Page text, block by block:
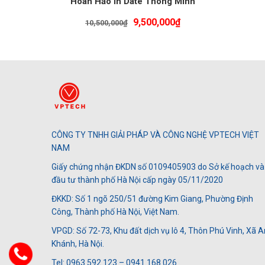
10,500,000₫
Giá
9,500,000₫Giá
CÔNG TY TNHH GIẢI PHÁP VÀ CÔNG NGHỆ VPTECH VIỆT
NAM
Giấy chứng nhận ĐKDN số 0109405903 do Sở kế hoạch và
đầu tư thành phố Hà Nội cấp ngày 05/11/2020
ĐKKD: Số 1 ngõ 250/51 đường Kim Giang, Phường Định
Công, Thành phố Hà Nội, Việt Nam.
VPGD: Số 72-73, Khu đất dịch vụ lô 4, Thôn Phú Vinh, Xã
Khánh, Hà Nội.
Tel: 0963.592.123 – 0941.168.026